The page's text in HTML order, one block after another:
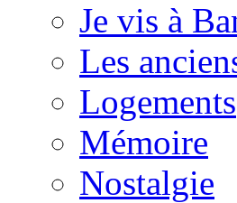
Je vis à
Les
Logements
Mémoire
Nostalgie